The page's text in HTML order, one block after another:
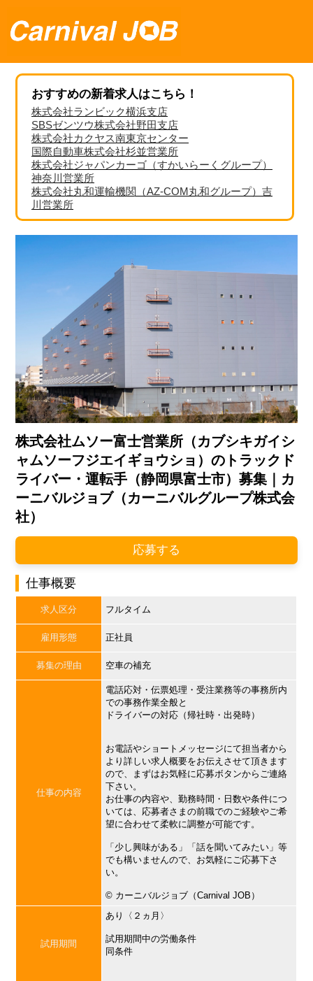
おすすめの新着求人はこちら！
株式会社ランビック横浜支店
SBSゼンツウ株式会社野田支店
株式会社カクヤス南東京センター
国際自動車株式会社杉並営業所
株式会社ジャパンカーゴ（すかいらーくグループ）
神奈川営業所
株式会社丸和運輸機関（AZ-COM丸和グループ）吉
川営業所
株式会社ムソー富士営業所（カブシキガイシ
ャムソーフジエイギョウショ）のトラックド
ライバー・運転手（静岡県富士市）募集｜カ
ーニバルジョブ（カーニバルグループ株式会
社）
応募する
仕事概要
求人区分 フルタイム
雇用形態 正社員
募集の理由 空車の補充
仕事の内容
電話応対・伝票処理・受注業務等の事務所内
での事務作業全般と
ドライバーの対応（帰社時・出発時）
お電話やショートメッセージにて担当者から
より詳しい求人概要をお伝えさせて頂きます
ので、まずはお気軽に応募ボタンからご連絡
下さい。
お仕事の内容や、勤務時間・日数や条件につ
いては、応募者さまの前職でのご経験やご希
望に合わせて柔軟に調整が可能です。
「少し興味がある」「話を聞いてみたい」等
でも構いませんので、お気軽にご応募下さ
い。
©︎ カーニバルジョブ（Carnival JOB）
試用期間
あり〈２ヵ月〉
試用期間中の労働条件
同条件